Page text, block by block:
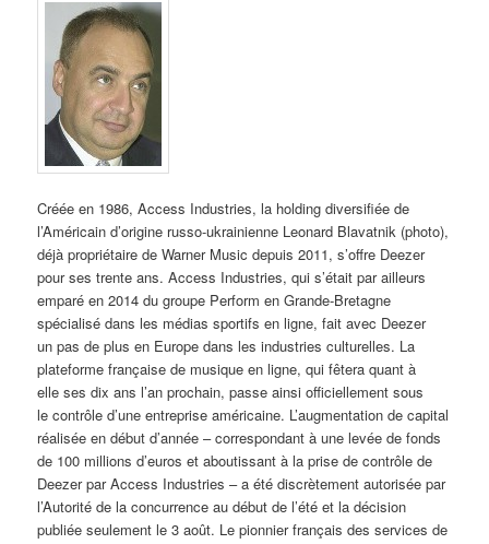
Créée en 1986, Access Industries, la holding diversifiée de
l’Américain d’origine russo-ukrainienne Leonard Blavatnik (photo),
déjà propriétaire de Warner Music depuis 2011, s’offre Deezer
pour ses trente ans. Access Industries, qui s’était par ailleurs
emparé en 2014 du groupe Perform en Grande-Bretagne
spécialisé dans les médias sportifs en ligne, fait avec Deezer
un pas de plus en Europe dans les industries culturelles. La
plateforme française de musique en ligne, qui fêtera quant à
elle ses dix ans l’an prochain, passe ainsi officiellement sous
le contrôle d’une entreprise américaine. L’augmentation de capital
réalisée en début d’année – correspondant à une levée de fonds
de 100 millions d’euros et aboutissant à la prise de contrôle de
Deezer par Access Industries – a été discrètement autorisée par
l’Autorité de la concurrence au début de l’été et la décision
publiée seulement le 3 août. Le pionnier français des services de